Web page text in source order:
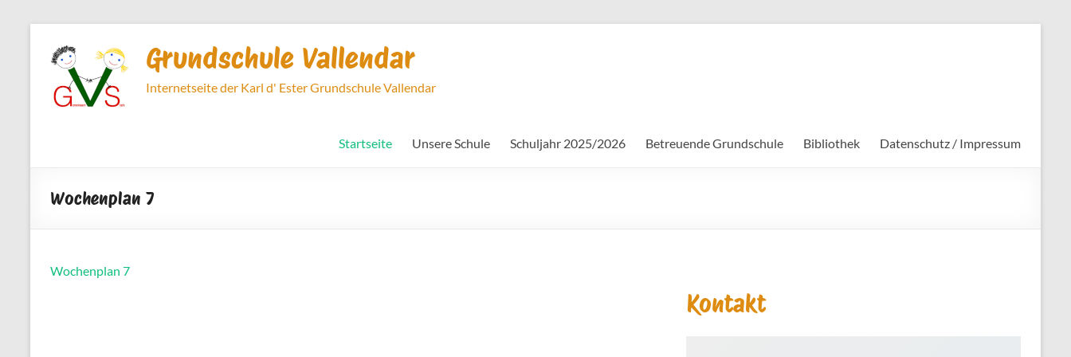
Inhalt
springen
Grundschule Vallendar
Internetseite der Karl d' Ester Grundschule Vallendar
Startseite Unsere Schule Schuljahr 2025/2026 Betreuende Grundschule Bibliothek Datenschutz / Impressum
Wochenplan 7
Wochenplan 7
Kontakt